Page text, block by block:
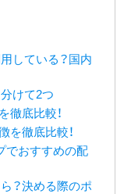
している？国内
けて2つ
徹底比較！
を徹底比較！
でおすすめの配
？決める際のポ